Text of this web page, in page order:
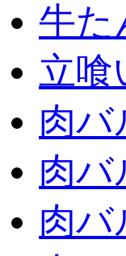
牛た
立喰
肉バ
肉バ
肉バ